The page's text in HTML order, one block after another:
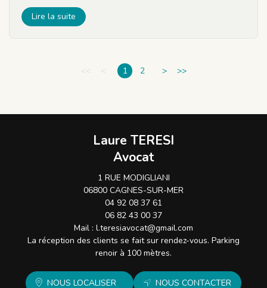
Lire la suite
<< < 1 2 > >>
Laure TERESI
Avocat
1 RUE MODIGLIANI
06800 CAGNES-SUR-MER
04 92 08 37 61
06 82 43 00 37
Mail : l.teresiavocat@gmail.com
La réception des clients se fait sur rendez-vous. Parking
renoir à 100 mètres.
NOUS LOCALISER NOUS CONTACTER